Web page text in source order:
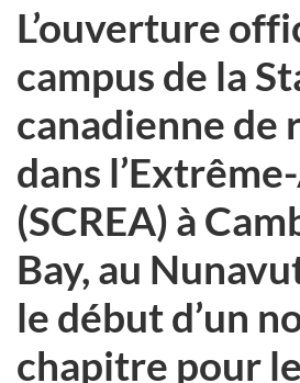
ici :
L’ouverture
campus de la
canadienne de
dans
(SCREA) à
Bay, au
le début d’un
chapitre pour le